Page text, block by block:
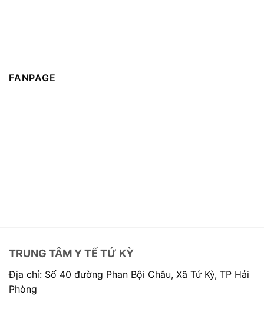
FANPAGE
TRUNG TÂM Y TẾ TỨ KỲ
Địa chỉ: Số 40 đường Phan Bội Châu, Xã Tứ Kỳ, TP Hải
Phòng